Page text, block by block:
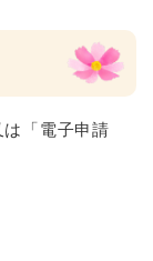
「電子申請